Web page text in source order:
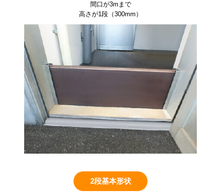
間口が3mまで
高さが1段（300mm）
2段基本形状